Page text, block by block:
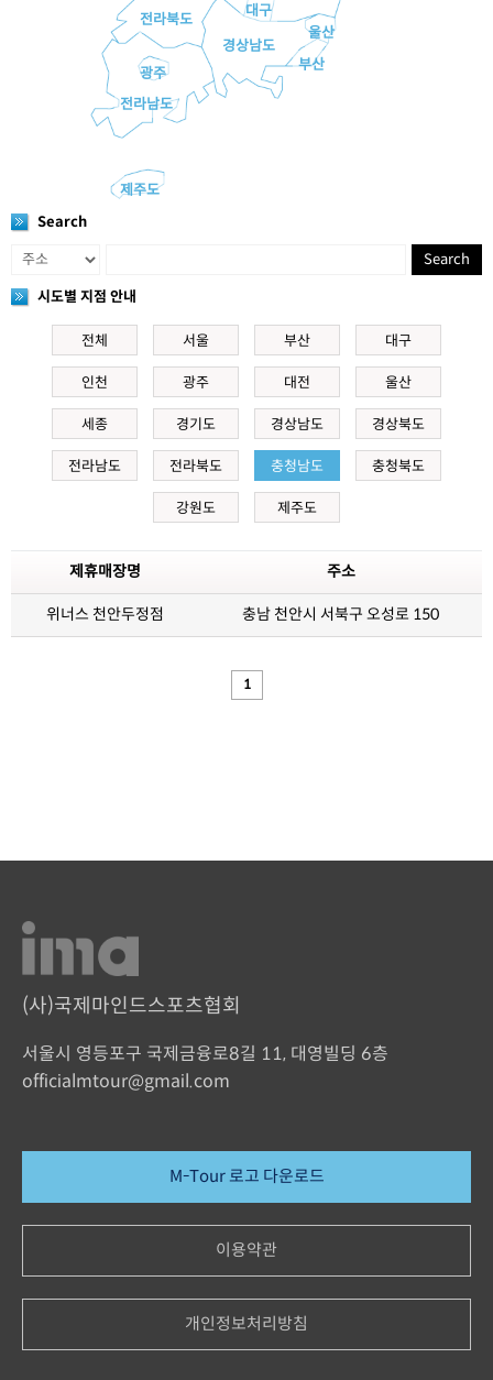
전라북도
대구
울산
경상남도
전라남도
광주
부산
제주도
Search
Search
시도별 지점 안내
전체 서울 부산 대구
인천 광주 대전 울산
세종 경기도 경상남도 경상북도
전라남도 전라북도 충청남도 충청북도
강원도 제주도
제휴매장명 주소
위너스 천안두정점 충남 천안시 서북구 오성로 150
1
(사)국제마인드스포츠협회
서울시 영등포구 국제금융로8길 11, 대영빌딩 6층
officialmtour@gmail.com
M-Tour 로고 다운로드
이용약관
개인정보처리방침